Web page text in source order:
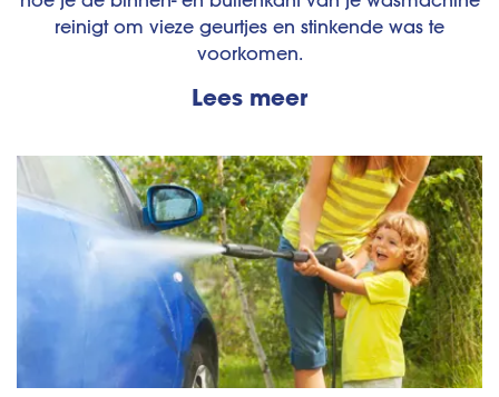
reinigt om vieze geurtjes en stinkende was te
voorkomen.
Lees meer